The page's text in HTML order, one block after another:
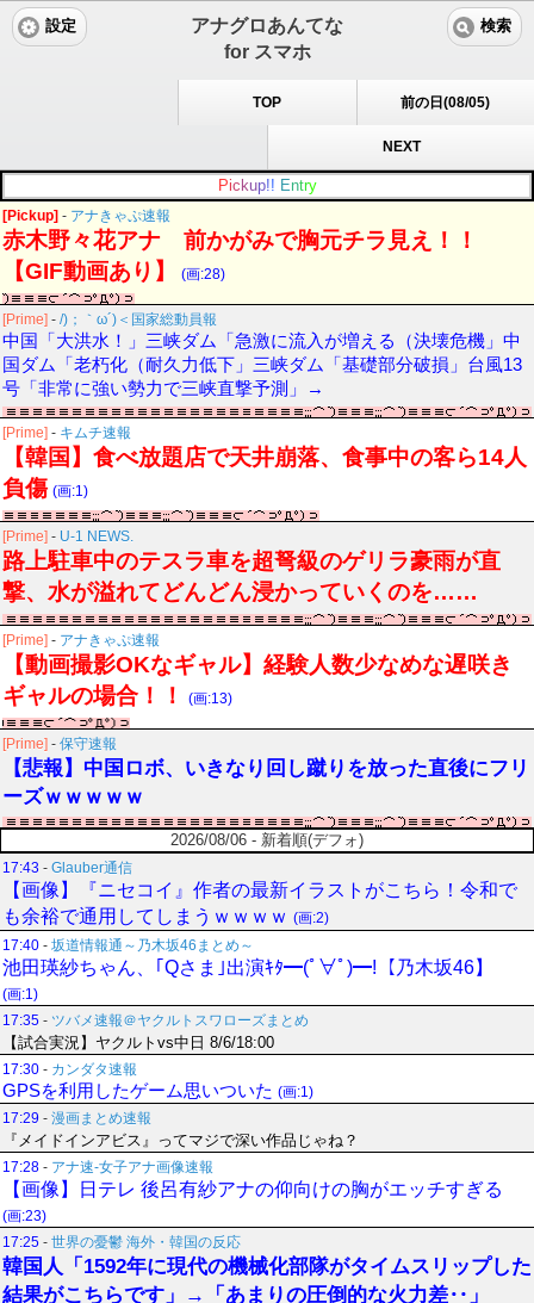
アナグロあんてな
for スマホ
設定 検索
TOP 前の日(08/05)
NEXT
Pic kup!! Entry
[Pickup] - アナきゃぷ速報
赤木野々花アナ 前かがみで胸元チラ見え！！
【GIF動画あり】
(画:28)
[Prime] - /)；｀ω´)＜国家総動員報
中国「大洪水！」三峡ダム「急激に流入が増える（決壊危機」中
国ダム「老朽化（耐久力低下」三峡ダム「基礎部分破損」台風13
号「非常に強い勢力で三峡直撃予測」→
[Prime] - キムチ速報
【韓国】食べ放題店で天井崩落、食事中の客ら14人
負傷 (画:1)
[Prime] - U-1 NEWS.
路上駐車中のテスラ車を超弩級のゲリラ豪雨が直
撃、水が溢れてどんどん浸かっていくのを……
[Prime] - アナきゃぷ速報
【動画撮影OKなギャル】経験人数少なめな遅咲き
ギャルの場合！！
(画:13)
[Prime] - 保守速報
【悲報】中国ロボ、いきなり回し蹴りを放った直後にフリ
ーズｗｗｗｗｗ
2026/08/06 - 新着順(デフォ)
17:43 - Glauber通信
【画像】『ニセコイ』作者の最新イラストがこちら！令和で
も余裕で通用してしまうｗｗｗｗ (画:2)
17:40 - 坂道情報通～乃木坂46まとめ～
池田瑛紗ちゃん、｢Qさま｣出演ｷﾀ━(ﾟ∀ﾟ)━!【乃木坂46】
(画:1)
17:35 - ツバメ速報＠ヤクルトスワローズまとめ
【試合実況】ヤクルトvs中日 8/6/18:00
17:30 - カンダタ速報
GPSを利用したゲーム思いついた (画:1)
17:29 - 漫画まとめ速報
『メイドインアビス』ってマジで深い作品じゃね？
17:28 - アナ速‐女子アナ画像速報
【画像】日テレ 後呂有紗アナの仰向けの胸がエッチすぎる
(画:23)
17:25 - 世界の憂鬱 海外・韓国の反応
韓国人「1592年に現代の機械化部隊がタイムスリップした
結果がこちらです」→「あまりの圧倒的な火力差‥」